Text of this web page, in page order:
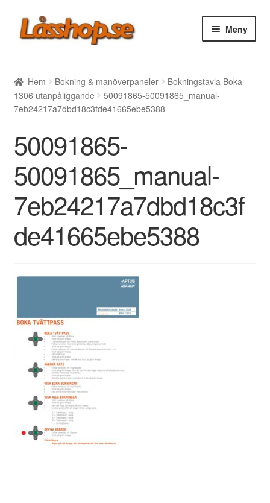
Hoppa
till
Hoppa
till
Meny
Rea
Villkor
Vanliga frågor
Forum/Manualer/Råd
Support
Hem Bokning & manöverpaneler
Bokningstavla Boka
1306 utanpåliggande
50091865-50091865_manual-
7eb24217a7dbd18c3fde41665ebe5388
50091865-
50091865_manual-
7eb24217a7dbd18c3f
de41665ebe5388